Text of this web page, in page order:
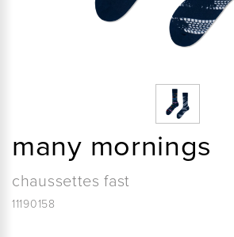
many mornings
chaussettes fast
11190158